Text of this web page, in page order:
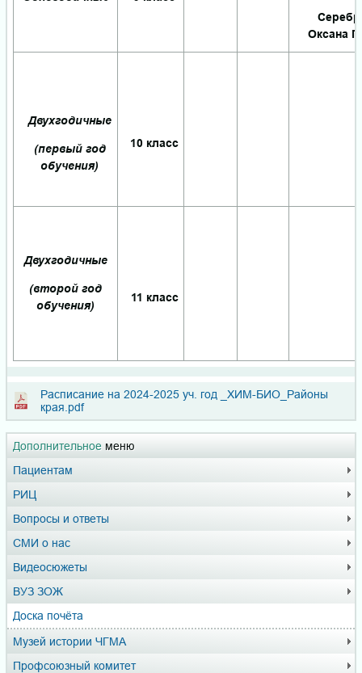
Дополнительное меню
Пациентам
РИЦ
Вопросы и ответы
СМИ о нас
Видеосюжеты
ВУЗ ЗОЖ
Доска почёта
Музей истории ЧГМА
Профсоюзный комитет
Оксана
Двухгодичные
(первый год
обучения)
10 класс
Двухгодичные
(второй год
обучения)
11 класс
Расписание на 2024-2025 уч. год _ХИМ-БИО_Районы
края.pdf